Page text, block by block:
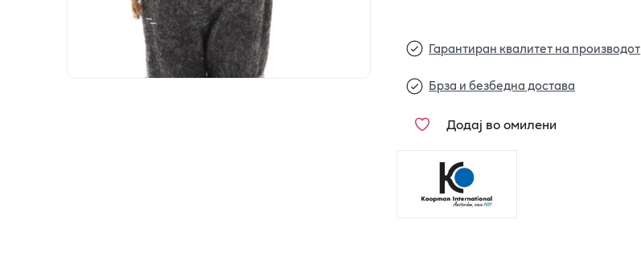
Гарантиран квалитет на производот
Брза и безбедна достава
Додај во омилени